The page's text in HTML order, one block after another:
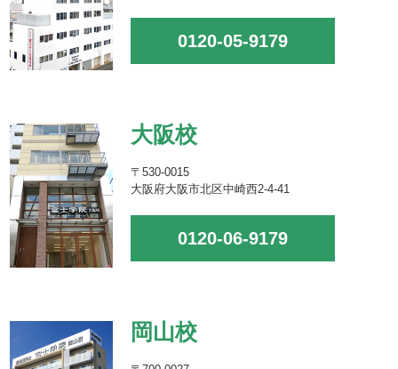
0120-05-9179
大阪校
〒530-0015
大阪府大阪市北区中崎西2-4-41
0120-06-9179
岡山校